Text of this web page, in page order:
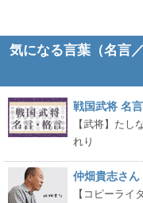
気になる言葉（名言
戦国武将 名
【武将】たし
れり
仲畑貴志さん
【コピーラ